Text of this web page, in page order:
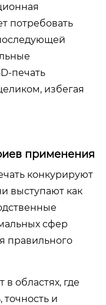
потребовать
печать
избегая
применения
конкурируют
выступают как
сфер
правильного
областях, где
точность и